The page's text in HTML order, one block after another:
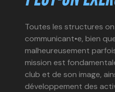
Toutes les structures
communicant•e, bien
malheureusement
mission est
club et de son image,
développement des